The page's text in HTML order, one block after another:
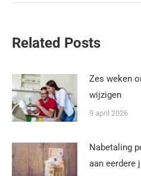
Related Posts
Zes weken
wijzigen
9 april 2026
Nabetaling
aan eerdere